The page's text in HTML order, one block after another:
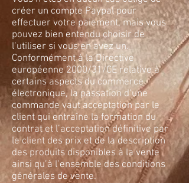
créer un compte Paypal pour
effectuer votre paiement, mais vous
pouvez bien entendu choisir de
l’utiliser si vous en avez un.
Conformément à la Directive
européenne 2000/31/CE relative à
certains aspects du commerce
électronique, la passation d’une
commande vaut acceptation par le
client qui entraîne la formation du
contrat et l’acceptation définitive par
le client des prix et de la description
des produits disponibles à la vente
ainsi qu’à l’ensemble des conditions
générales de vente.